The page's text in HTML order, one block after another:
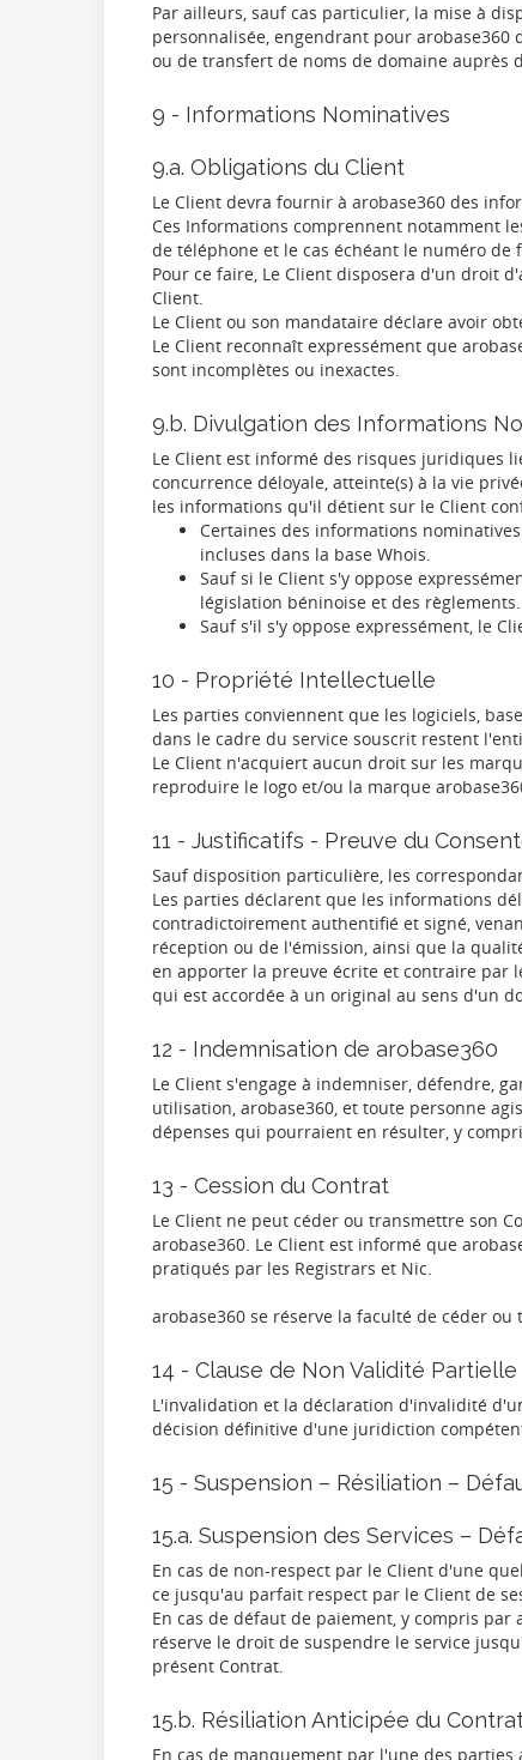
Par ailleurs, sauf cas particulier, la mise à
personnalisée, engendrant pour
ou de transfert de noms de domaine auprès
9 - Informations Nominatives
9.a. Obligations du Client
Le Client devra fournir à arobase360 des
Ces Informations comprennent notamment
de téléphone et le cas échéant le numéro
Pour ce faire, Le Client disposera d'un droit
Client.
Le Client ou son mandataire déclare avoir
Le Client reconnaît expressément que
sont incomplètes ou inexactes.
9.b. Divulgation des Informations
Le Client est informé des risques juridiques
concurrence déloyale, atteinte(s) à la vie
les informations qu'il détient sur le Client
Certaines des informations
incluses dans la base Whois.
Sauf si le Client s'y oppose
législation béninoise et des règlements.
Sauf s'il s'y oppose expressément, le
10 - Propriété Intellectuelle
Les parties conviennent que les logiciels,
dans le cadre du service souscrit restent
Le Client n'acquiert aucun droit sur les
reproduire le logo et/ou la marque
11 - Justificatifs - Preuve du
Sauf disposition particulière, les
Les parties déclarent que les informations
contradictoirement authentifié et signé,
réception ou de l'émission, ainsi que la
en apporter la preuve écrite et contraire par
qui est accordée à un original au sens d'un
12 - Indemnisation de arobase360
Le Client s'engage à indemniser, défendre,
utilisation, arobase360, et toute personne
dépenses qui pourraient en résulter, y
13 - Cession du Contrat
Le Client ne peut céder ou transmettre son
arobase360. Le Client est informé que
pratiqués par les Registrars et Nic.
arobase360 se réserve la faculté de céder
14 - Clause de Non Validité Partielle
L'invalidation et la déclaration d'invalidité
décision définitive d'une juridiction
15 - Suspension – Résiliation –
15.a. Suspension des Services –
En cas de non-respect par le Client d'une
ce jusqu'au parfait respect par le Client de
En cas de défaut de paiement, y compris
réserve le droit de suspendre le service
présent Contrat.
15.b. Résiliation Anticipée du
En cas de manquement par l'une des